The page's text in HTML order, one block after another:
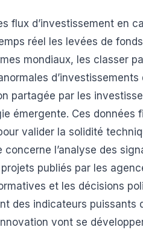
flux d’investissement en
réel les levées de
mondiaux, les classer
d’investissements
partagée par les
émergente. Ces données
valider la solidité
l’analyse des
publiés par les
et les décisions
des indicateurs puissants
vont se